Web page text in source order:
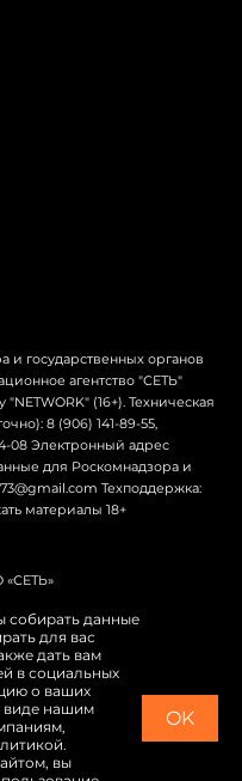
и государственных органов
агентство "СЕТЬ"
(16+). Техническая
8 (906) 141-89-55,
08 Электронный адрес
для Роскомнадзора и
Техподдержка:
материалы 18+
Карта сайта
собирать данные
для вас
дать вам
в социальных
о ваших
виде нашим
вы
OK